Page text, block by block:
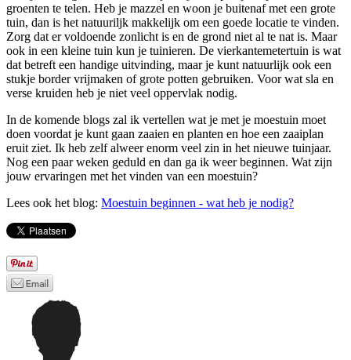
groenten te telen. Heb je mazzel en woon je buitenaf met een grote
tuin, dan is het natuuriljk makkelijk om een goede locatie te vinden.
Zorg dat er voldoende zonlicht is en de grond niet al te nat is. Maar
ook in een kleine tuin kun je tuinieren. De vierkantemetertuin is wat
dat betreft een handige uitvinding, maar je kunt natuurlijk ook een
stukje border vrijmaken of grote potten gebruiken. Voor wat sla en
verse kruiden heb je niet veel oppervlak nodig.
In de komende blogs zal ik vertellen wat je met je moestuin moet
doen voordat je kunt gaan zaaien en planten en hoe een zaaiplan
eruit ziet. Ik heb zelf alweer enorm veel zin in het nieuwe tuinjaar.
Nog een paar weken geduld en dan ga ik weer beginnen. Wat zijn
jouw ervaringen met het vinden van een moestuin?
Lees ook het blog: Moestuin beginnen - wat heb je nodig?